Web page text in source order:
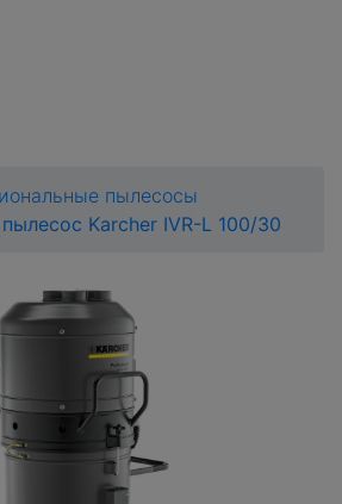
пылесосы
Karcher IVR-L 100/30